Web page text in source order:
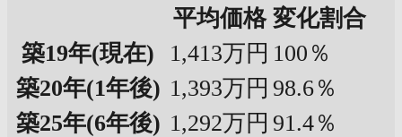
平均価格 変化割合
築19年(現在) 1,413万円 100％
築20年(1年後) 1,393万円 98.6％
築25年(6年後) 1,292万円 91.4％